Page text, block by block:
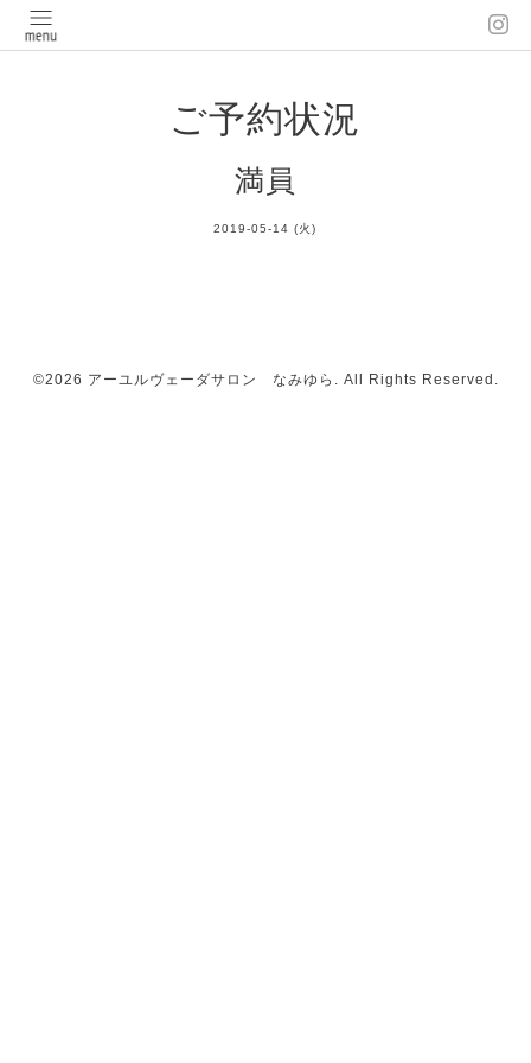
ご予約状況
満員
2019-05-14 (火)
©2026 アーユルヴェーダサロン なみゆら . All Rights Reserved.